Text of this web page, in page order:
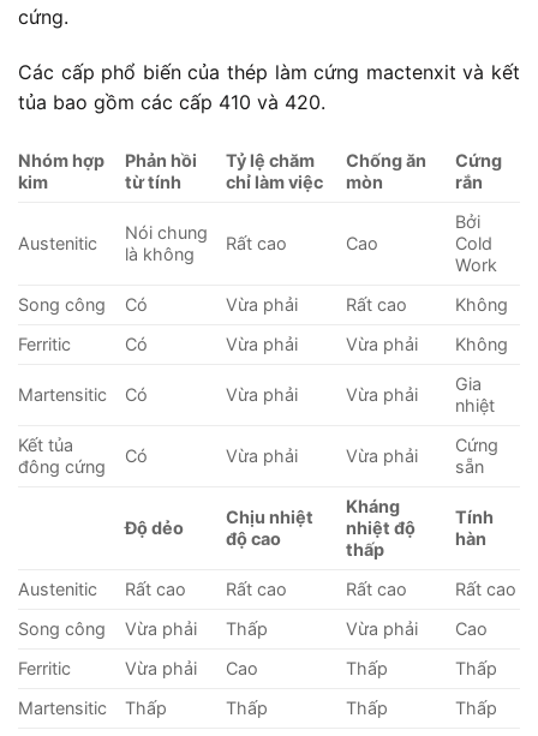
cứng.
Các cấp phổ biến của thép làm cứng mactenxit và kết
tủa bao gồm các cấp 410 và 420.
Nhóm hợp
kim
Phản hồi
từ tính
Tỷ lệ chăm
chỉ làm việc
Chống ăn
mòn
Cứng
rắn
Austenitic
Nói chung
là không
Rất cao Cao
Bởi
Cold
Work
Song công
Có Vừa phải Rất cao
Không
Ferritic
Có Vừa phải Vừa phải Không
Martensitic Có Vừa phải Vừa phải
Gia
nhiệt
Kết tủa
đông cứng
Có Vừa phải Vừa phải
Cứng
sẵn
Độ dẻo
Chịu nhiệt
độ cao
Kháng
nhiệt độ
thấp
Tính
hàn
Austenitic Rất cao Rất cao Rất cao
Rất cao
Song công
Vừa phải Thấp Vừa phải
Cao
Ferritic
Vừa phải Cao Thấp
Thấp
Martensitic
Thấp Thấp Thấp
Thấp